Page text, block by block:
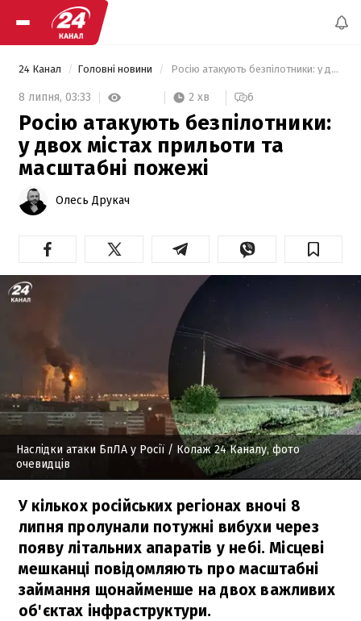
24 Канал Головні новини Росію атакують безпілотники: у двох містах прильоти та масштабні пожежі
8 липня, 03:33 2 хв 6
Росію атакують безпілотники:
у двох містах прильоти та
масштабні пожежі
Олесь Друкач
Наслідки атаки БпЛА у Росії / Колаж 24 Каналу, фото
очевидців
У кількох російських регіонах вночі 8
липня пролунали потужні вибухи через
появу літальних апаратів у небі. Місцеві
мешканці повідомляють про масштабні
займання щонайменше на двох важливих
об'єктах інфраструктури.